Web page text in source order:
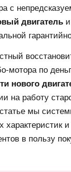
с
двигатель
по
нового
на работу
мы
характеристик
в пользу